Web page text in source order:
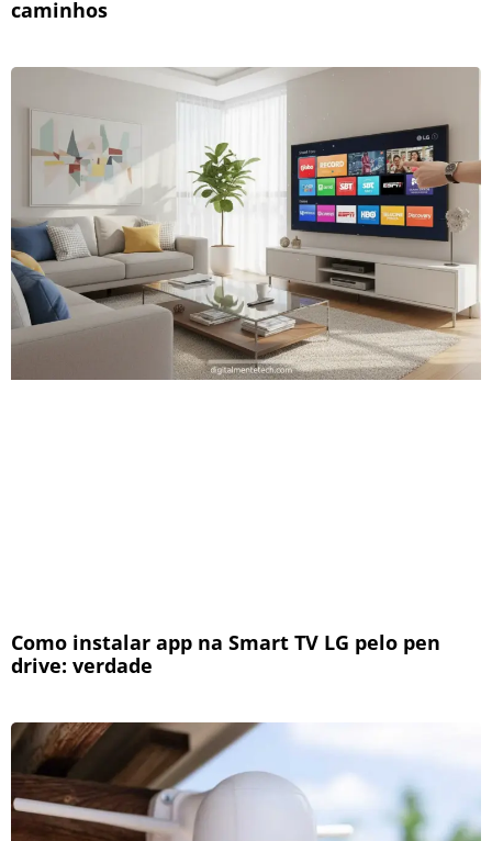
caminhos
Como instalar app na Smart TV LG pelo pen
drive: verdade